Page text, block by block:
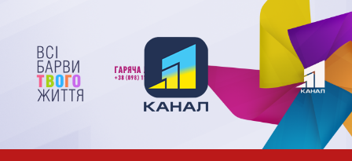
вмісту